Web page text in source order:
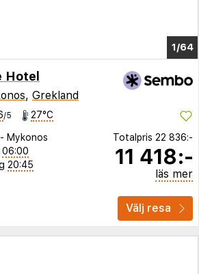
1/60
Hotel
, Grekland
/5 27°C
- Mykonos
06:00
20:45
Totalpris 22 836:-
11 418:-
läs mer
Välj resa